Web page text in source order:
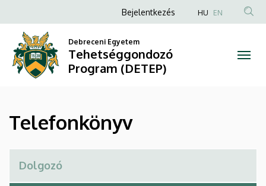
Telefonkönyv
Tehetséggondozó
Program
(DETEP)
a
tartalomra
Anonim
fiók
menüje
Bejelentkezés HU EN
Debreceni Egyetem
Tehetséggondozó
Program (DETEP)
Telefonkönyv